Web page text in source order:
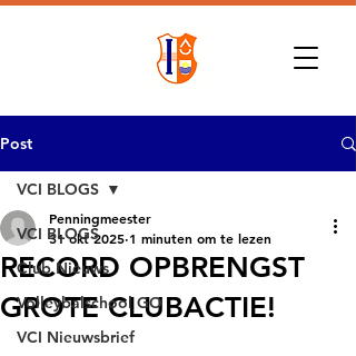
Post
VCI BLOGS
Club Nieuws
Volleybalschool GO
VCI Nieuwsbrief
VCI BLOGS
RECORD OPBRENGST
GROTE CLUBACTIE!
Penningmeester
31 okt 2025 1 minuten om te lezen